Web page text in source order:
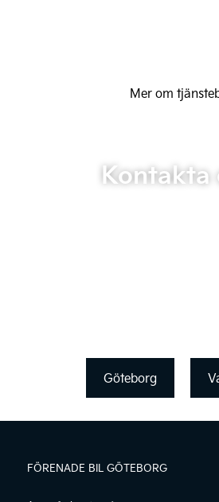
Mer om
Kontakta
Göteborg
FÖRENADE BIL GÖTEBORG